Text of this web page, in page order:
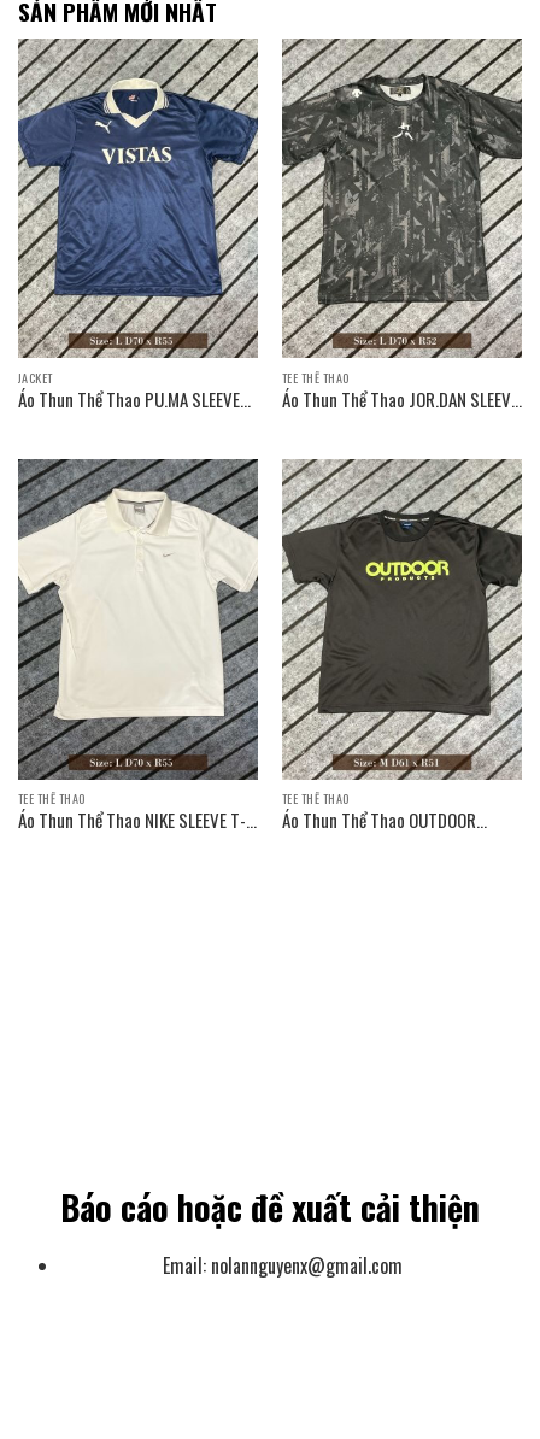
SẢN PHẨM MỚI NHẤT
JACKET
Áo Thun Thể Thao PU.MA SLEEVE
TEE THỂ THAO
Áo Thun Thể Thao JOR.DAN SLEEVE
TEE THỂ THAO
Áo Thun Thể Thao NIKE SLEEVE T-
TEE THỂ THAO
Áo Thun Thể Thao OUTDOOR
Báo cáo hoặc đề xuất cải thiện
Email: nolannguyenx@gmail.com